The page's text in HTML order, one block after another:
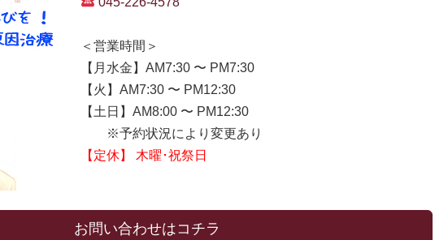
＜営業時間＞
【月水金】AM7:30 〜 PM7:30
【火】AM7:30 〜 PM12:30
【土日】AM8:00 〜 PM12:30
※予約状況により変更あり
【定休】 木曜･祝祭日
お問い合わせはコチラ